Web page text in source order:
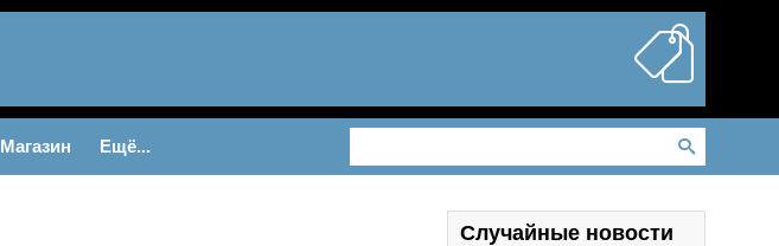
Магазин Ещё...
Случайные новости